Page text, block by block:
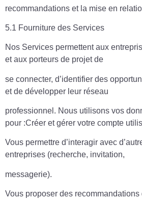
recommandations et la mise en
5.1 Fourniture des Services
Nos Services permettent aux
et aux porteurs de projet de
se connecter, d’identifier des
et de développer leur réseau
professionnel. Nous utilisons vos
pour :Créer et gérer votre compte
Vous permettre d’interagir avec
entreprises (recherche, invitation,
messagerie).
Vous proposer des